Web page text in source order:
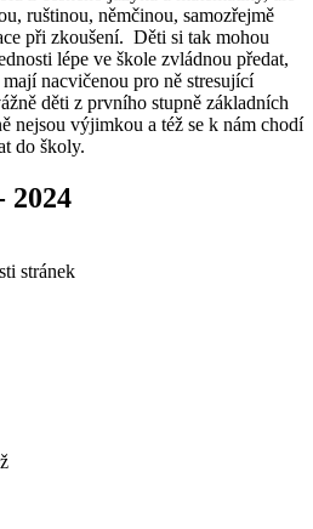
ruštinou, němčinou, samozřejmě
při zkoušení. Děti si tak mohou
lépe ve škole zvládnou předat,
nacvičenou pro ně stresující
děti z prvního stupně základních
nejsou výjimkou a též se k nám chodí
do školy.
2024
stránek